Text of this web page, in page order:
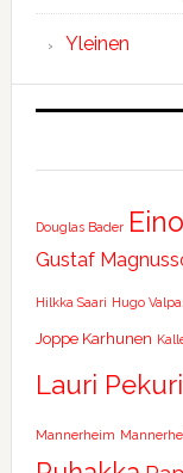
Yleinen
Douglas Bader
Gustaf
Hilkka Saari Hugo
Joppe Karhunen
Lauri Pekuri
Mannerheim